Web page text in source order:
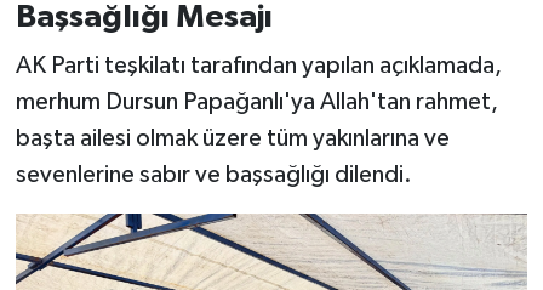
Başsağlığı Mesajı
AK Parti teşkilatı tarafından yapılan açıklamada,
merhum Dursun Papağanlı'ya Allah'tan rahmet,
başta ailesi olmak üzere tüm yakınlarına ve
sevenlerine sabır ve başsağlığı dilendi.